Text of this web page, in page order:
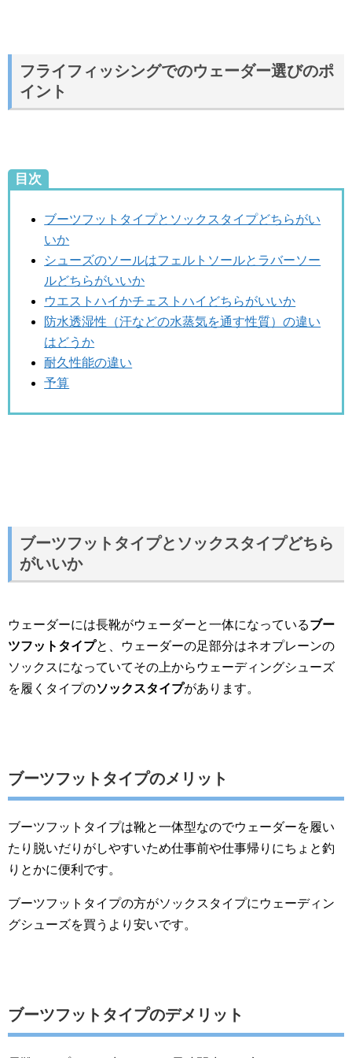
フライフィッシングでのウェーダー選びのポ
イント
目次
ブーツフットタイプとソックスタイプどちらがい
いか
シューズのソールはフェルトソールとラバーソー
ルどちらがいいか
ウエストハイかチェストハイどちらがいいか
防水透湿性（汗などの水蒸気を通す性質）の違い
はどうか
耐久性能の違い
予算
ブーツフットタイプとソックスタイプどちら
がいいか
ウェーダーには長靴がウェーダーと一体になっているブー
ツフットタイプと、ウェーダーの足部分はネオプレーンの
ソックスになっていてその上からウェーディングシューズ
を履くタイプのソックスタイプがあります。
ブーツフットタイプのメリット
ブーツフットタイプは靴と一体型なのでウェーダーを履い
たり脱いだりがしやすいため仕事前や仕事帰りにちょと釣
りとかに便利です。
ブーツフットタイプの方がソックスタイプにウェーディン
グシューズを買うより安いです。
ブーツフットタイプのデメリット